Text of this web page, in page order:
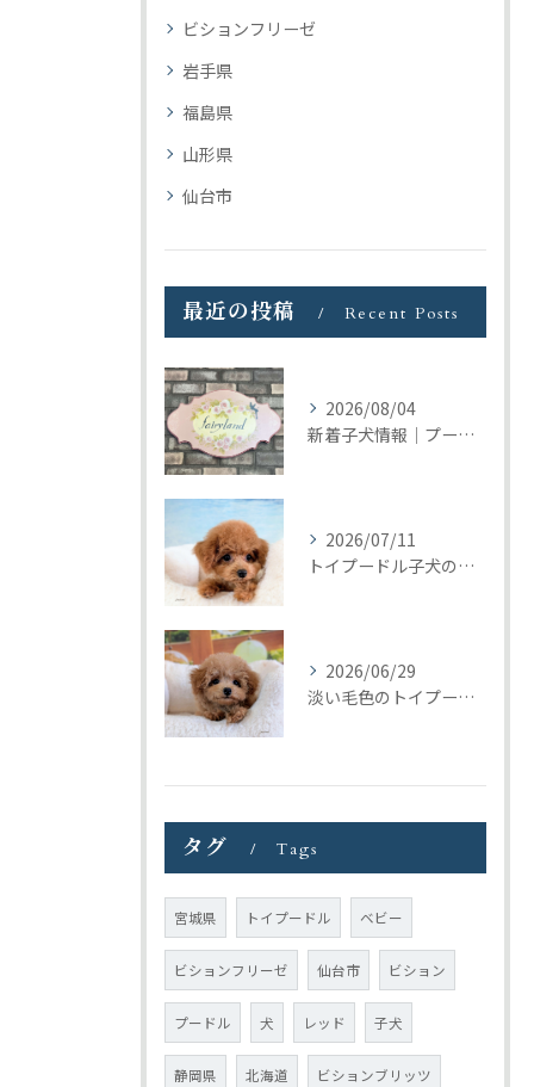
ビションフリーゼ
岩手県
福島県
山形県
仙台市
最近の投稿 Recent Posts
2026/08/04
新着子犬情報｜プードル＆ビションプーの募集をまとめて開始しました
2026/07/11
トイプードル子犬の巣立ち｜トリミングの日に見つけたご縁
2026/06/29
淡い毛色のトイプードル女の子｜元気いっぱいの子犬が巣立ちました
タグ Tags
宮城県 トイプードル ベビー
ビションフリーゼ 仙台市 ビション
プードル 犬 レッド 子犬
静岡県 北海道 ビションブリッツ